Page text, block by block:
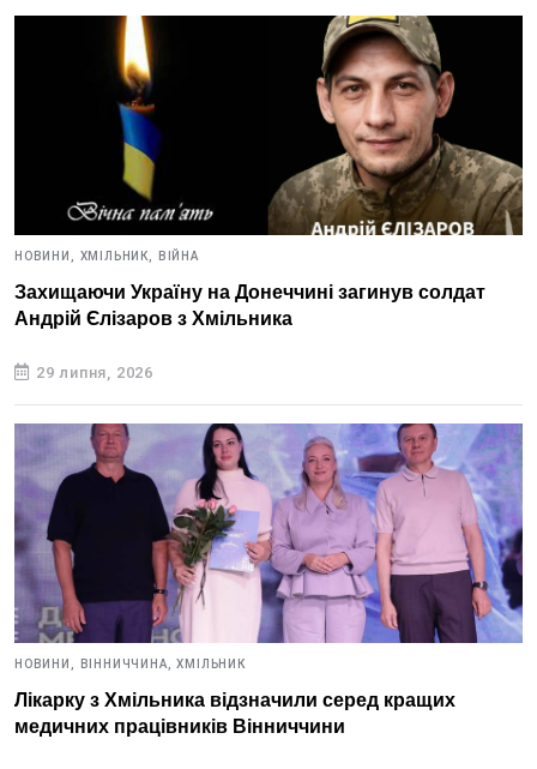
НОВИНИ, ХМІЛЬНИК, ВІЙНА
Захищаючи Україну на Донеччині загинув солдат
Андрій Єлізаров з Хмільника
29 липня, 2026
НОВИНИ, ВІННИЧЧИНА, ХМІЛЬНИК
Лікарку з Хмільника відзначили серед кращих
медичних працівників Вінниччини